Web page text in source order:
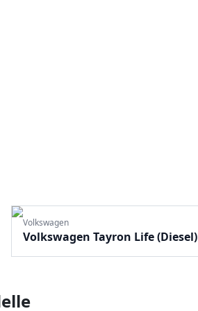
Volkswagen
Volkswagen Tayron Life (Diesel)